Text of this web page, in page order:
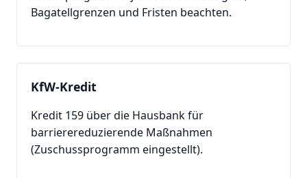
Bagatellgrenzen und Fristen beachten.
KfW-Kredit
Kredit 159 über die Hausbank für
barrierereduzierende Maßnahmen
(Zuschussprogramm eingestellt).